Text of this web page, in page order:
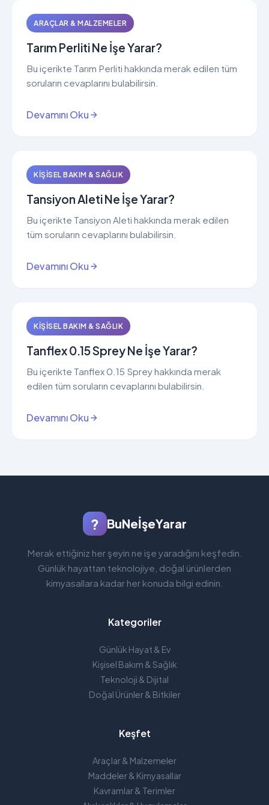
ARAÇLAR & MALZEMELER
Tarım Perliti Ne İşe Yarar?
Bu içerikte Tarım Perliti hakkında merak edilen tüm
soruların cevaplarını bulabilirsin.
Devamını Oku
KIŞISEL BAKIM & SAĞLIK
Tansiyon Aleti Ne İşe Yarar?
Bu içerikte Tansiyon Aleti hakkında merak edilen
tüm soruların cevaplarını bulabilirsin.
Devamını Oku
KIŞISEL BAKIM & SAĞLIK
Tanflex 0.15 Sprey Ne İşe Yarar?
Bu içerikte Tanflex 0.15 Sprey hakkında merak
edilen tüm soruların cevaplarını bulabilirsin.
Devamını Oku
? BuNeİşeYarar
Merak ettiğiniz her şeyin ne işe yaradığını keşfedin.
Günlük hayattan teknolojiye, doğal ürünlerden
kimyasallara kadar her konuda bilgi edinin.
Kategoriler
Günlük Hayat & Ev
Kişisel Bakım & Sağlık
Teknoloji & Dijital
Doğal Ürünler & Bitkiler
Keşfet
Araçlar & Malzemeler
Maddeler & Kimyasallar
Kavramlar & Terimler